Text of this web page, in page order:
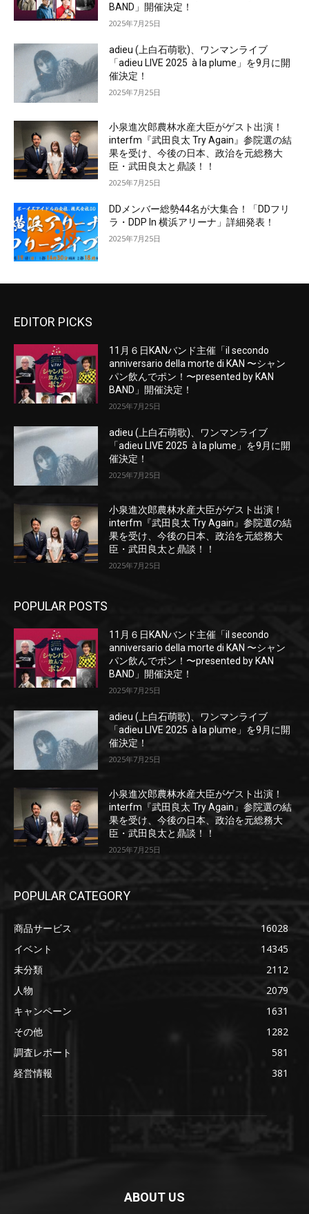
BAND」開催決定！
2025年7月25日
adieu (上白石萌歌)、ワンマンライブ
「adieu LIVE 2025 à la plume」を9月に開
催決定！
2025年7月25日
小泉進次郎農林水産大臣がゲスト出演！
interfm『武田良太 Try Again』参院選の結
果を受け、今後の日本、政治を元総務大
臣・武田良太と鼎談！！
2025年7月25日
DDメンバー総勢44名が大集合！「DDフリ
ラ・DDP In 横浜アリーナ」詳細発表！
2025年7月25日
EDITOR PICKS
11月６日KANバンド主催「il secondo
anniversario della morte di KAN 〜シャン
パン飲んでポン！〜presented by KAN
BAND」開催決定！
2025年7月25日
adieu (上白石萌歌)、ワンマンライブ
「adieu LIVE 2025 à la plume」を9月に開
催決定！
2025年7月25日
小泉進次郎農林水産大臣がゲスト出演！
interfm『武田良太 Try Again』参院選の結
果を受け、今後の日本、政治を元総務大
臣・武田良太と鼎談！！
2025年7月25日
POPULAR POSTS
11月６日KANバンド主催「il secondo
anniversario della morte di KAN 〜シャン
パン飲んでポン！〜presented by KAN
BAND」開催決定！
2025年7月25日
adieu (上白石萌歌)、ワンマンライブ
「adieu LIVE 2025 à la plume」を9月に開
催決定！
2025年7月25日
小泉進次郎農林水産大臣がゲスト出演！
interfm『武田良太 Try Again』参院選の結
果を受け、今後の日本、政治を元総務大
臣・武田良太と鼎談！！
2025年7月25日
POPULAR CATEGORY
商品サービス
16028
イベント
14345
未分類
2112
人物
2079
キャンペーン
1631
その他
1282
調査レポート
581
経営情報
381
ABOUT US